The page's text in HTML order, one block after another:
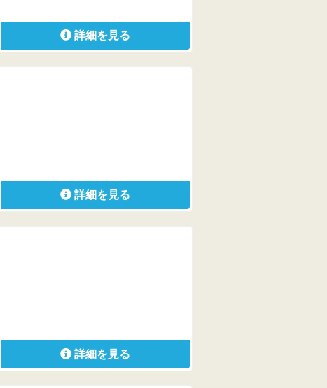
詳細を見る
詳細を見る
詳細を見る